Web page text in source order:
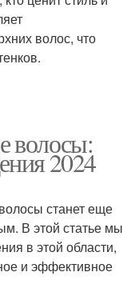
волос, что
волосы:
2024
станет еще
В этой статье мы
в этой области,
и эффективное